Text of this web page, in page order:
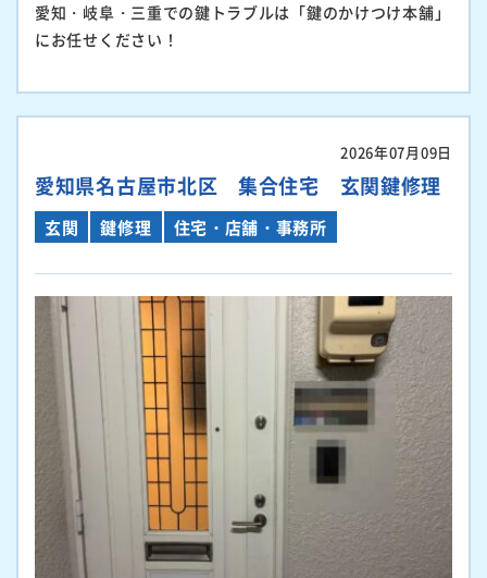
愛知・岐阜・三重での鍵トラブルは「鍵のかけつけ本舗」
にお任せください！
2026年07月09日
愛知県名古屋市北区 集合住宅 玄関鍵修理
玄関 鍵修理 住宅・店舗・事務所